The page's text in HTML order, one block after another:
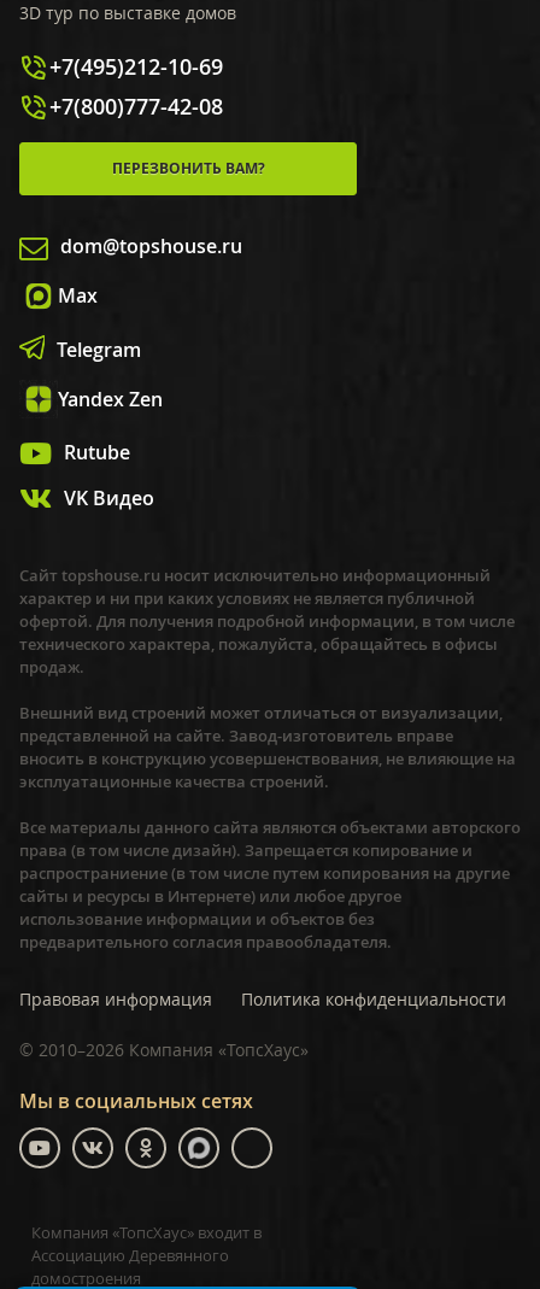
3D тур по выставке домов
+7(495)212-10-69
+7(800)777-42-08
ПЕРЕЗВОНИТЬ ВАМ?
dom@topshouse.ru
Max
Telegram
Yandex Zen
Rutube
VK Видео
Мы в социальных сетях
Компания «ТопсХаус» входит в
Ассоциацию Деревянного
домостроения
Сайт topshouse.ru носит исключительно информационный
характер и ни при каких условиях не является публичной
офертой. Для получения подробной информации, в том числе
технического характера, пожалуйста, обращайтесь в офисы
продаж.
Внешний вид строений может отличаться от визуализации,
представленной на сайте. Завод-изготовитель вправе
вносить в конструкцию усовершенствования, не влияющие на
эксплуатационные качества строений.
Все материалы данного сайта являются объектами авторского
права (в том числе дизайн). Запрещается копирование и
распространиение (в том числе путем копирования на другие
сайты и ресурсы в Интернете) или любое другое
использование информации и объектов без
предварительного согласия правообладателя.
Правовая информация Политика конфиденциальности
© 2010–2026 Компания «ТопсХаус»